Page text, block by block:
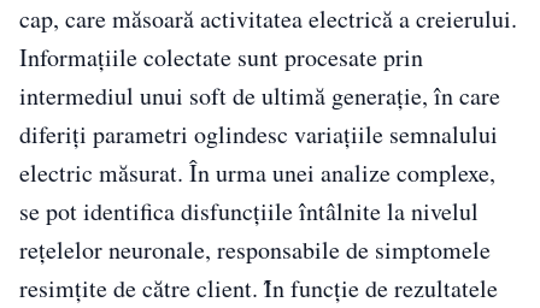
cap, care măsoară activitatea electrică a creierului.
Informațiile colectate sunt procesate prin
intermediul unui soft de ultimă generație, în care
diferiți parametri oglindesc variațiile semnalului
electric măsurat. În urma unei analize complexe,
se pot identifica disfuncțiile întâlnite la nivelul
rețelelor neuronale, responsabile de simptomele
resimțite de către client. Ȋn funcție de rezultatele